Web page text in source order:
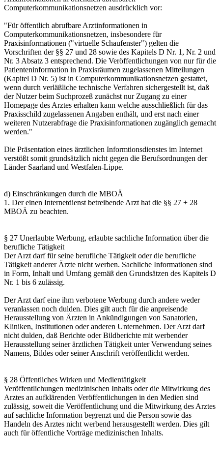
Computerkommunikationsnetzen ausdrücklich vor:
"Für öffentlich abrufbare Arztinformationen in
Computerkommunikationsnetzen, insbesondere für
Praxisinformationen ("virtuelle Schaufenster") gelten die
Vorschriften der §§ 27 und 28 sowie des Kapitels D Nr. 1, Nr. 2 und
Nr. 3 Absatz 3 entsprechend. Die Veröffentlichungen von nur für die
Patienteninformation in Praxisräumen zugelassenen Mitteilungen
(Kapitel D Nr. 5) ist in Computerkommunikationsnetzen gestattet,
wenn durch verläßliche technische Verfahren sichergestellt ist, daß
der Nutzer beim Suchprozeß zunächst nur Zugang zu einer
Homepage des Arztes erhalten kann welche ausschließlich für das
Praxisschild zugelassenen Angaben enthält, und erst nach einer
weiteren Nutzerabfrage die Praxisinformationen zugänglich gemacht
werden."
Die Präsentation eines ärztlichen Informtionsdienstes im Internet
verstößt somit grundsätzlich nicht gegen die Berufsordnungen der
Länder Saarland und Westfalen-Lippe.
d) Einschränkungen durch die MBOÄ
1. Der einen Internetdienst betreibende Arzt hat die §§ 27 + 28
MBOÄ zu beachten.
§ 27 Unerlaubte Werbung, erlaubte sachliche Information über die
berufliche Tätigkeit
Der Arzt darf für seine berufliche Tätigkeit oder die berufliche
Tätigkeit anderer Ärzte nicht werben. Sachliche Informationen sind
in Form, Inhalt und Umfang gemäß den Grundsätzen des Kapitels D
Nr. 1 bis 6 zulässig.
Der Arzt darf eine ihm verbotene Werbung durch andere weder
veranlassen noch dulden. Dies gilt auch für die anpreisende
Herausstellung von Ärzten in Ankündigungen von Sanatorien,
Kliniken, Institutionen oder anderen Unternehmen. Der Arzt darf
nicht dulden, daß Berichte oder Bildberichte mit werbender
Herausstellung seiner ärztlichen Tätigkeit unter Verwendung seines
Namens, Bildes oder seiner Anschrift veröffentlicht werden.
§ 28 Öffentliches Wirken und Medientätigkeit
Veröffentlichungen medizinischen Inhalts oder die Mitwirkung des
Arztes an aufklärenden Veröffentlichungen in den Medien sind
zulässig, soweit die Veröffentlichung und die Mitwirkung des Arztes
auf sachliche Information begrenzt und die Person sowie das
Handeln des Arztes nicht werbend herausgestellt werden. Dies gilt
auch für öffentliche Vorträge medizinischen Inhalts.